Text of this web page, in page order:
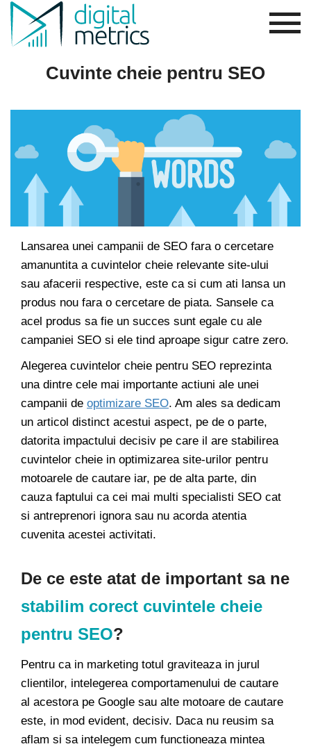
Cuvinte cheie pentru SEO
Lansarea unei campanii de SEO fara o cercetare
amanuntita a cuvintelor cheie relevante site-ului
sau afacerii respective, este ca si cum ati lansa un
produs nou fara o cercetare de piata. Sansele ca
acel produs sa fie un succes sunt egale cu ale
campaniei SEO si ele tind aproape sigur catre zero.
Alegerea cuvintelor cheie pentru SEO reprezinta
una dintre cele mai importante actiuni ale unei
campanii de optimizare SEO. Am ales sa dedicam
un articol distinct acestui aspect, pe de o parte,
datorita impactului decisiv pe care il are stabilirea
cuvintelor cheie in optimizarea site-urilor pentru
motoarele de cautare iar, pe de alta parte, din
cauza faptului ca cei mai multi specialisti SEO cat
si antreprenori ignora sau nu acorda atentia
cuvenita acestei activitati.
De ce este atat de important sa ne
stabilim corect cuvintele cheie
pentru SEO?
Pentru ca in marketing totul graviteaza in jurul
clientilor, intelegerea comportamenului de cautare
al acestora pe Google sau alte motoare de cautare
este, in mod evident, decisiv. Daca nu reusim sa
aflam si sa intelegem cum functioneaza mintea